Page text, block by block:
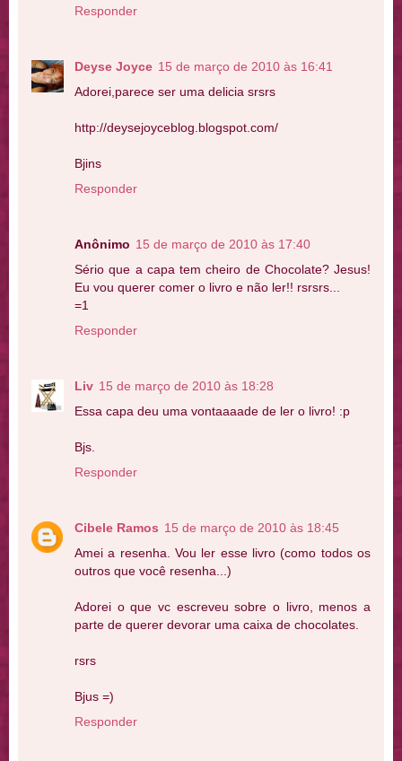
Responder
Deyse Joyce 15 de março de 2010 às 16:41
Adorei,parece ser uma delicia srsrs
http://deysejoyceblog.blogspot.com/
Bjins
Responder
Anônimo 15 de março de 2010 às 17:40
Sério que a capa tem cheiro de Chocolate? Jesus!
Eu vou querer comer o livro e não ler!! rsrsrs...
=1
Responder
Liv 15 de março de 2010 às 18:28
Essa capa deu uma vontaaaade de ler o livro! :p
Bjs.
Responder
Cibele Ramos 15 de março de 2010 às 18:45
Amei a resenha. Vou ler esse livro (como todos os
outros que você resenha...)
Adorei o que vc escreveu sobre o livro, menos a
parte de querer devorar uma caixa de chocolates.
rsrs
Bjus =)
Responder